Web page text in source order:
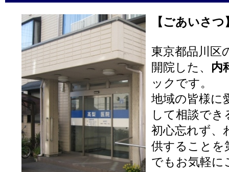
【ごあいさつ
東京都品川区
開院した、 内
ックです。
地域の皆様に
して相談で
初心忘れず、
供することを
でもお気軽に